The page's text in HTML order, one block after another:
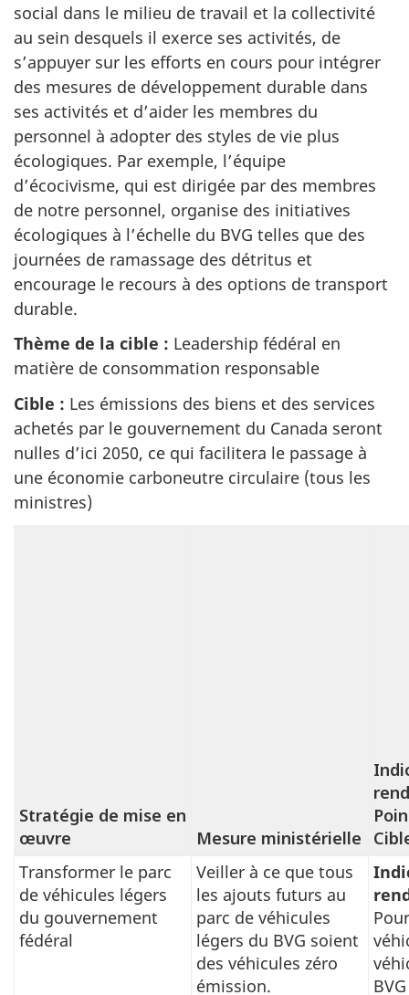
social dans le milieu de travail et la collectivité
au sein desquels il exerce ses activités, de
s’appuyer sur les efforts en cours pour intégrer
des mesures de développement durable dans
ses activités et d’aider les membres du
personnel à adopter des styles de vie plus
écologiques. Par exemple, l’équipe
d’écocivisme, qui est dirigée par des membres
de notre personnel, organise des initiatives
écologiques à l’échelle du BVG telles que des
journées de ramassage des détritus et
encourage le recours à des options de transport
durable.
Thème de la cible : Leadership fédéral en
matière de consommation responsable
Cible : Les émissions des biens et des services
achetés par le gouvernement du Canada seront
nulles d’ici 2050, ce qui facilitera le passage à
une économie carboneutre circulaire (tous les
ministres)
Leadership
fédéral
en
Stratégie de mise en
œuvre
Mesure ministérielle
Transformer le parc
de véhicules légers
du gouvernement
fédéral
Veiller à ce que tous
les ajouts futurs au
parc de véhicules
légers du BVG soient
des véhicules zéro
émission.